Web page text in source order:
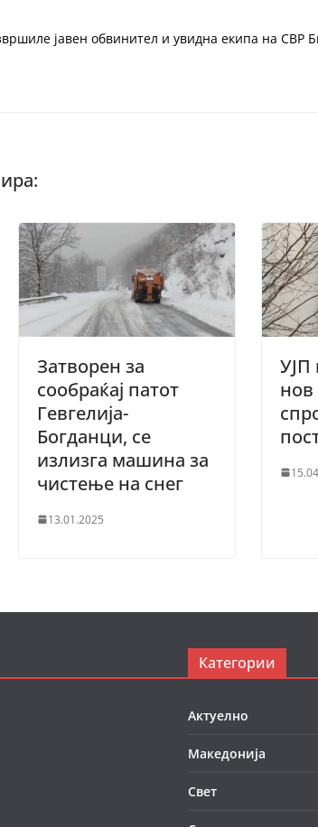
јавен обвинител и увидна екипа на СВР
Затворен за
сообраќај патот
Гевгелија-
Богданци, се
излизга машина за
чистење на снег
13.01.2025
УЈП
нов
Категории
Актуелно
Македонија
Свет